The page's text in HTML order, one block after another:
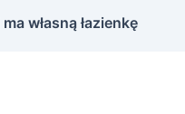
własną łazienkę